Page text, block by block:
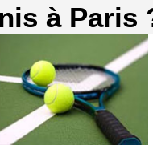
à Paris